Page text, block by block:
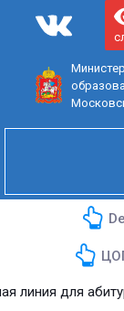
для